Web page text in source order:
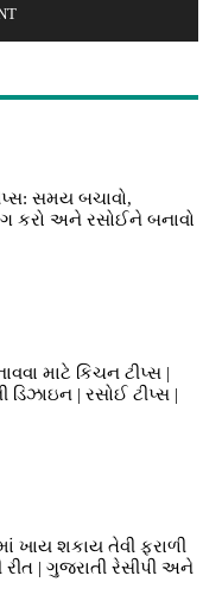
સમય બચાવો,
કરો અને રસોઈને બનાવો
માટે કિચન ટીપ્સ |
ડિઝાઇન | રસોઈ ટીપ્સ |
ખાય શકાય તેવી ફરાળી
રીત | ગુજરાતી રેસીપી અને